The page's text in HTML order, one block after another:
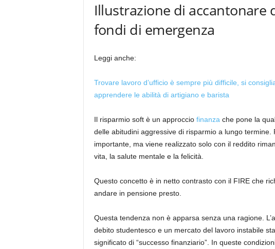
Illustrazione di accantonare
fondi di emergenza
Leggi anche:
Trovare lavoro d’ufficio è sempre più difficile, si
apprendere le abilità di artigiano e barista
Il risparmio soft è un approccio finanza che pone la
delle abitudini aggressive di risparmio a lungo
importante, ma viene realizzato solo con il reddito
vita, la salute mentale e la felicità.
Questo concetto è in netto contrasto con il FIRE che
andare in pensione presto.
Questa tendenza non è apparsa senza una ragione.
debito studentesco e un mercato del lavoro instabile
significato di “successo finanziario”. In queste